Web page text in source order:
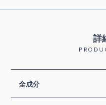
詳
全成分